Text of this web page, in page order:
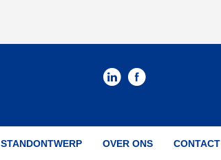
STANDONTWERP OVER ONS CONTACT